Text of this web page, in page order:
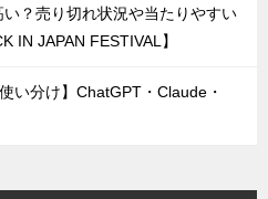
い？売り切れ状況や当たりやすい
IN JAPAN FESTIVAL】
い分け】ChatGPT・Claude・